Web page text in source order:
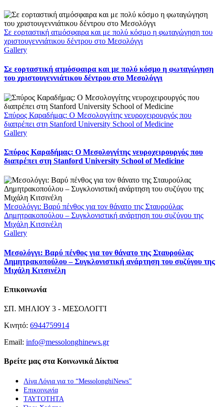
Σε εορταστική ατμόσφαιρα και με πολύ κόσμο η φωταγώγηση του
χριστουγεννιάτικου δέντρου στο Μεσολόγγι
Gallery
Σε εορταστική ατμόσφαιρα και με πολύ κόσμο η φωταγώγηση
του χριστουγεννιάτικου δέντρου στο Μεσολόγγι
Σπύρος Καραδήμας: Ο Μεσολογγίτης νευροχειρουργός που
διαπρέπει στη Stanford University School of Medicine
Gallery
Σπύρος Καραδήμας: Ο Μεσολογγίτης νευροχειρουργός που
διαπρέπει στη Stanford University School of Medicine
Μεσολόγγι: Βαρύ πένθος για τον θάνατο της Σταυρούλας
Δημητρακοπούλου – Συγκλονιστική ανάρτηση του συζύγου της
Μιχάλη Κιτσινέλη
Gallery
Μεσολόγγι: Βαρύ πένθος για τον θάνατο της Σταυρούλας
Δημητρακοπούλου – Συγκλονιστική ανάρτηση του συζύγου της
Μιχάλη Κιτσινέλη
Επικοινωνία
ΣΠ. ΜΗΛΙΟΥ 3 - ΜΕΣΟΛΟΓΓΙ
Κινητό: 6944759914
Email: info@messolonghinews.gr
Βρείτε μας στα Κοινωνικά Δίκτυα
Λίγα Λόγια για το “MessolonghiNews”
Επικοινωνία
ΤΑΥΤΟΤΗΤΑ